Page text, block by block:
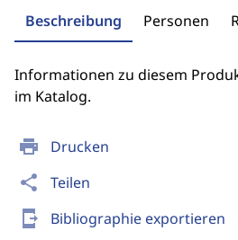
print Drucken
share Teilen
send_to_mobile Bibliographie exportieren
Beschreibung Personen
Informationen zu diesem
im Katalog.